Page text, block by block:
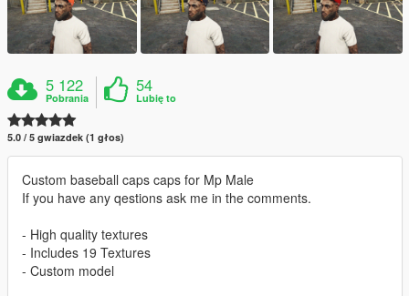
5 122
Pobrania
54
Lubię to
5.0 / 5 gwiazdek (1 głos)
Custom baseball caps caps for Mp Male
If you have any qestions ask me in the comments.
- High quality textures
- Includes 19 Textures
- Custom model